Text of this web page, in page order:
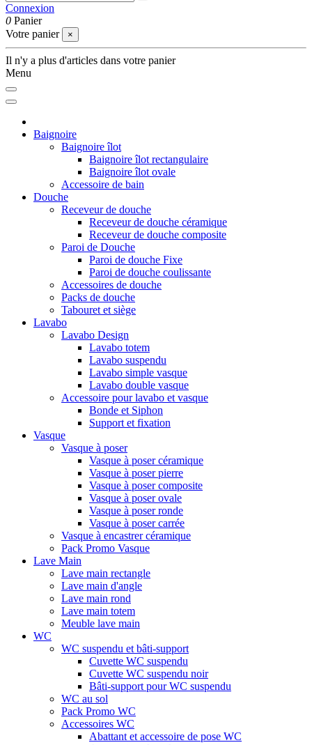
Connexion
0 Panier
Votre panier
×
Il n'y a plus d'articles dans votre panier
Menu
Baignoire
Baignoire îlot
Baignoire îlot rectangulaire
Baignoire îlot ovale
Accessoire de bain
Douche
Receveur de douche
Receveur de douche céramique
Receveur de douche composite
Paroi de Douche
Paroi de douche Fixe
Paroi de douche coulissante
Accessoires de douche
Packs de douche
Tabouret et siège
Lavabo
Lavabo Design
Lavabo totem
Lavabo suspendu
Lavabo simple vasque
Lavabo double vasque
Accessoire pour lavabo et vasque
Bonde et Siphon
Support et fixation
Vasque
Vasque à poser
Vasque à poser céramique
Vasque à poser pierre
Vasque à poser composite
Vasque à poser ovale
Vasque à poser ronde
Vasque à poser carrée
Vasque à encastrer céramique
Pack Promo Vasque
Lave Main
Lave main rectangle
Lave main d'angle
Lave main rond
Lave main totem
Meuble lave main
WC
WC suspendu et bâti-support
Cuvette WC suspendu
Cuvette WC suspendu noir
Bâti-support pour WC suspendu
WC au sol
Pack Promo WC
Accessoires WC
Abattant et accessoire de pose WC